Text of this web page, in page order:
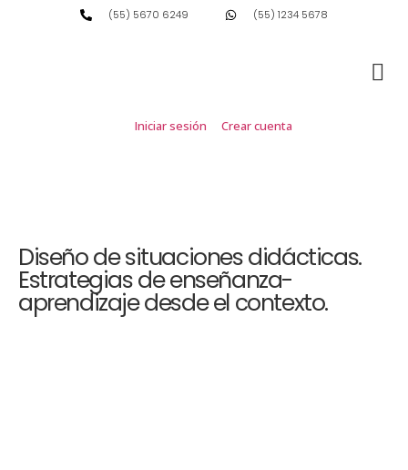
(55) 5670 6249 (55) 1234 5678
Iniciar sesión Crear cuenta
Diseño de situaciones didácticas.
Estrategias de enseñanza-
aprendizaje desde el contexto.